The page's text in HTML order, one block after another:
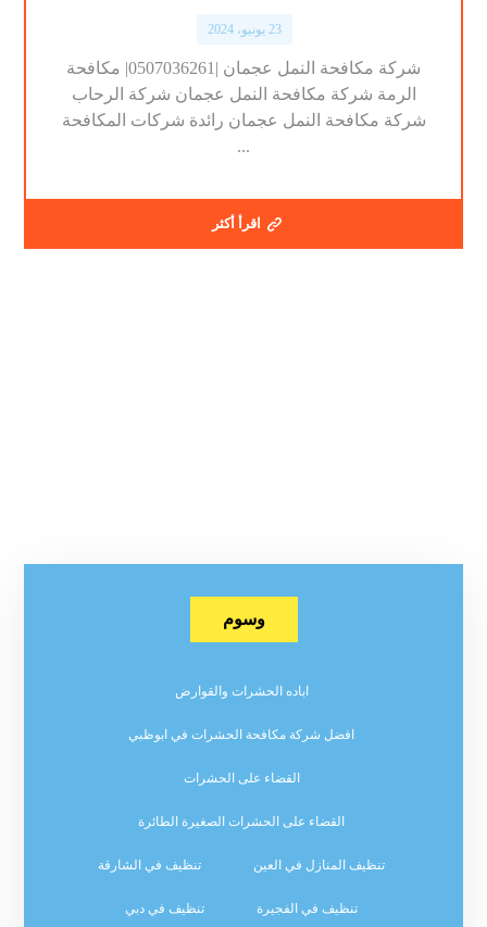
23 يونيو، 2024
شركة مكافحة النمل عجمان |0507036261| مكافحة
الرمة شركة مكافحة النمل عجمان شركة الرحاب
شركة مكافحة النمل عجمان رائدة شركات المكافحة
...
اقرأ أكثر
وسوم
اباده الحشرات والقوارض
افضل شركة مكافحة الحشرات في ابوظبي
القضاء على الحشرات
القضاء على الحشرات الصغيرة الطائرة
تنظيف المنازل في العين تنظيف في الشارقة
تنظيف في الفجيرة تنظيف في دبي